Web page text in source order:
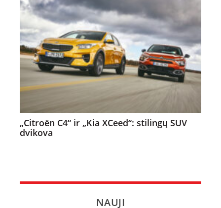
„Citroën C4“ ir „Kia XCeed“: stilingų SUV
dvikova
NAUJI